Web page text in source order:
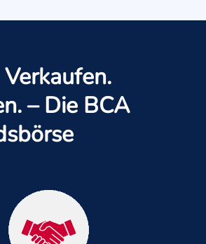
– Die BCA